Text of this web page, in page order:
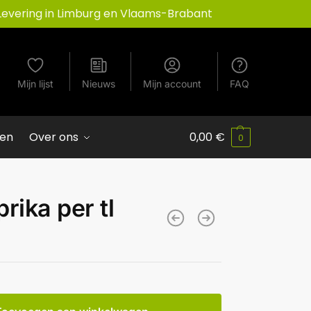
in Limburg en Vlaams-Brabant
Mijn lijst Nieuws Mijn account FAQ
Over ons 0,00 € 0
per tl